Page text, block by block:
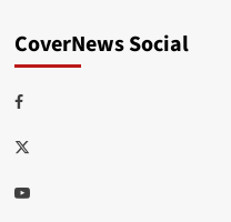
CoverNews Social
Facebook
Twitter
Youtube